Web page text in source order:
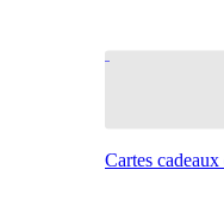
Cartes